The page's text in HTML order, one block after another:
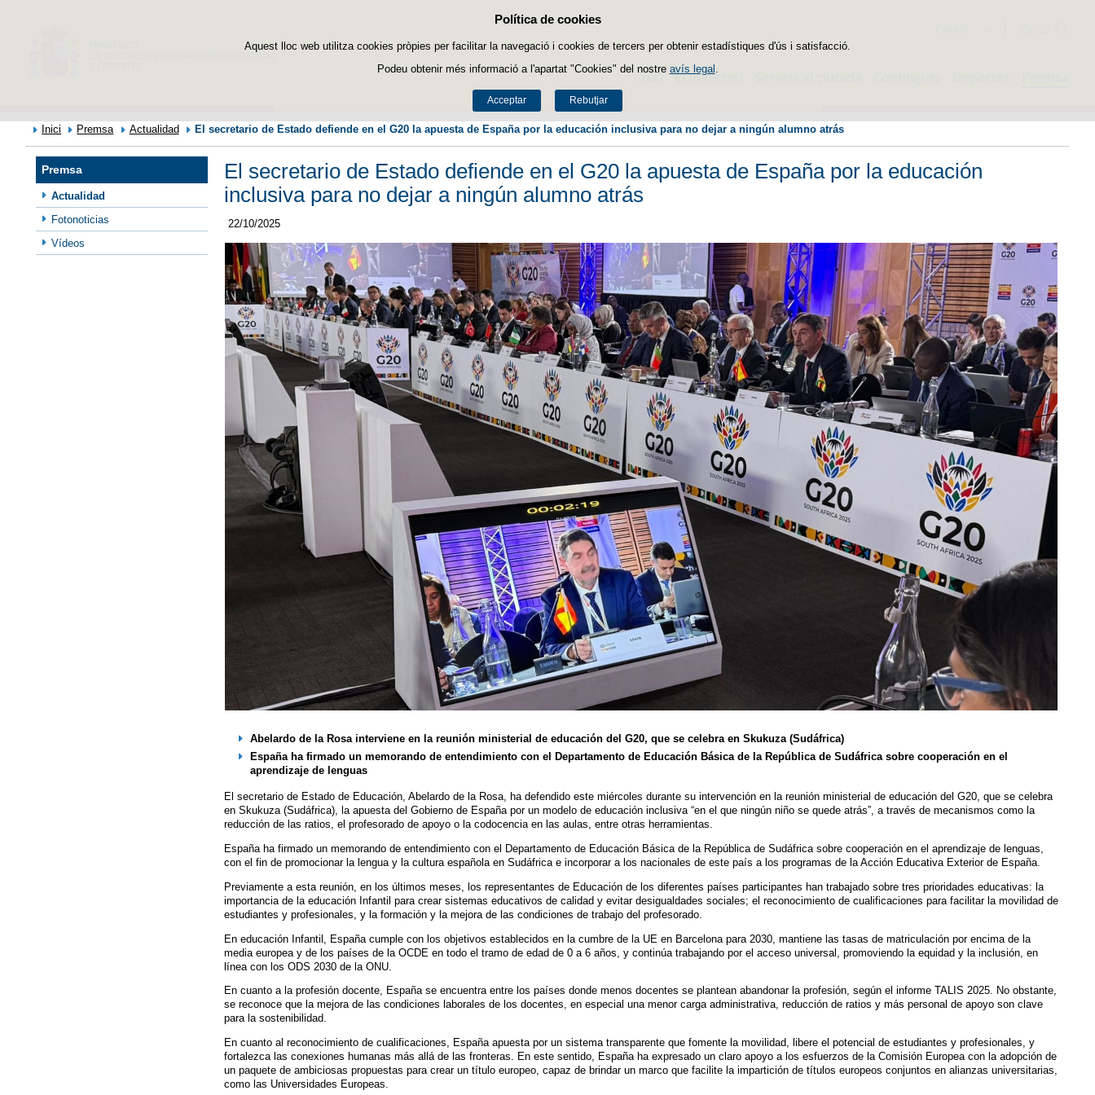
Política de cookies
Aquest lloc web utilitza cookies pròpies per facilitar la navegació i cookies de tercers per obtenir estadístiques d'ús i satisfacció.
Podeu obtenir més informació a l'apartat "Cookies" del nostre avís legal
Acceptar Rebutjar
Passar al contingut
Inici El ministeri
Inici Premsa Actualidad El secretario de Estado defiende en el G20 la apuesta de España por la educación inclusiva para no dejar a ningún alumno atrás
Premsa
Actualidad
Fotonoticias
Vídeos
El secretario de Estado defiende en el G20 la apuesta de España por la educación
inclusiva para no dejar a ningún alumno atrás
22/10/2025
Abelardo de la Rosa interviene en la reunión ministerial de educación del G20, que se celebra en Skukuza (Sudáfrica)
España ha firmado un memorando de entendimiento con el Departamento de Educación Básica de la República de Sudáfrica sobre cooperación en el
aprendizaje de lenguas
El secretario de Estado de Educación, Abelardo de la Rosa, ha defendido este miércoles durante su intervención en la reunión ministerial de educación del G20, que se celebra
en Skukuza (Sudáfrica), la apuesta del Gobierno de España por un modelo de educación inclusiva “en el que ningún niño se quede atrás”, a través de mecanismos como la
reducción de las ratios, el profesorado de apoyo o la codocencia en las aulas, entre otras herramientas.
España ha firmado un memorando de entendimiento con el Departamento de Educación Básica de la República de Sudáfrica sobre cooperación en el aprendizaje de lenguas,
con el fin de promocionar la lengua y la cultura española en Sudáfrica e incorporar a los nacionales de este país a los programas de la Acción Educativa Exterior de España.
Previamente a esta reunión, en los últimos meses, los representantes de Educación de los diferentes países participantes han trabajado sobre tres prioridades educativas: la
importancia de la educación Infantil para crear sistemas educativos de calidad y evitar desigualdades sociales; el reconocimiento de cualificaciones para facilitar la movilidad de
estudiantes y profesionales, y la formación y la mejora de las condiciones de trabajo del profesorado.
En educación Infantil, España cumple con los objetivos establecidos en la cumbre de la UE en Barcelona para 2030, mantiene las tasas de matriculación por encima de la
media europea y de los países de la OCDE en todo el tramo de edad de 0 a 6 años, y continúa trabajando por el acceso universal, promoviendo la equidad y la inclusión, en
línea con los ODS 2030 de la ONU.
En cuanto a la profesión docente, España se encuentra entre los países donde menos docentes se plantean abandonar la profesión, según el informe TALIS 2025. No obstante,
se reconoce que la mejora de las condiciones laborales de los docentes, en especial una menor carga administrativa, reducción de ratios y más personal de apoyo son clave
para la sostenibilidad.
En cuanto al reconocimiento de cualificaciones, España apuesta por un sistema transparente que fomente la movilidad, libere el potencial de estudiantes y profesionales, y
fortalezca las conexiones humanas más allá de las fronteras. En este sentido, España ha expresado un claro apoyo a los esfuerzos de la Comisión Europea con la adopción de
un paquete de ambiciosas propuestas para crear un título europeo, capaz de brindar un marco que facilite la impartición de títulos europeos conjuntos en alianzas universitarias,
como las Universidades Europeas.